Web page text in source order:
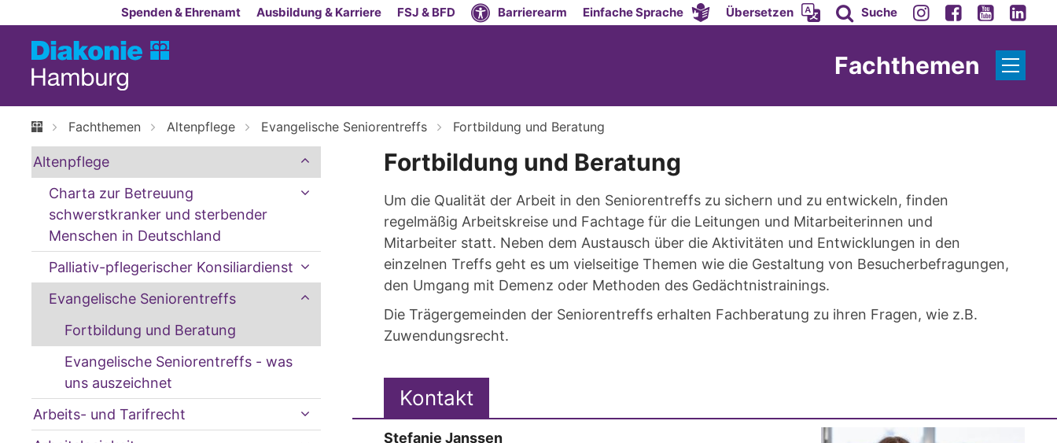
Zum Inhalt springenSpenden & Ehrenamt Ausbildung & Karriere FSJ & BFD Barrierearm Einfache Sprache Übersetzen Suche
Fachthemen
Fachthemen Altenpflege Evangelische Seniorentreffs Fortbildung und Beratung
Fortbildung und Beratung
Um die Qualität der Arbeit in den Seniorentreffs zu sichern und zu entwickeln, finden
regelmäßig Arbeitskreise und Fachtage für die Leitungen und Mitarbeiterinnen und
Mitarbeiter statt. Neben dem Austausch über die Aktivitäten und Entwicklungen in den
einzelnen Treffs geht es um vielseitige Themen wie die Gestaltung von Besucherbefragungen,
den Umgang mit Demenz oder Methoden des Gedächtnistrainings.
Die Trägergemeinden der Seniorentreffs erhalten Fachberatung zu ihren Fragen, wie z.B.
Zuwendungsrecht.
Kontakt
Stefanie Janssen
Altenpflege
Charta zur Betreuung
schwerstkranker und sterbender
Menschen in Deutschland
Palliativ-pflegerischer Konsiliardienst
Evangelische Seniorentreffs
Fortbildung und Beratung
Evangelische Seniorentreffs - was
uns auszeichnet
Arbeits- und Tarifrecht